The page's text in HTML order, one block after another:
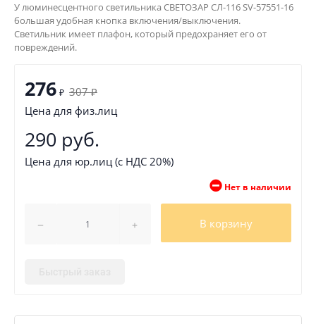
У люминесцентного светильника СВЕТОЗАР СЛ-116 SV-57551-16
большая удобная кнопка включения/выключения.
Светильник имеет плафон, который предохраняет его от
повреждений.
276 ₽ 307 ₽
Цена для физ.лиц
290 руб.
Цена для юр.лиц (с НДС 20%)
Нет в наличии
В корзину